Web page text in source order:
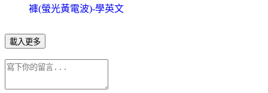
褲(螢光黃電波)-學英文
載入更多